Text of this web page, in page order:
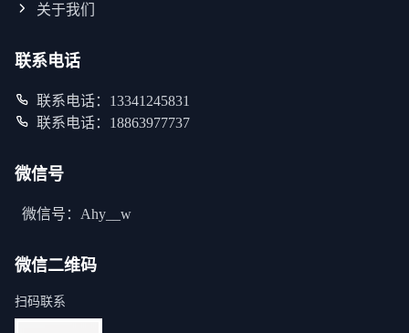
关于我们
联系电话
联系电话：13341245831
联系电话：18863977737
微信号
微信号：Ahy__w
微信二维码
扫码联系